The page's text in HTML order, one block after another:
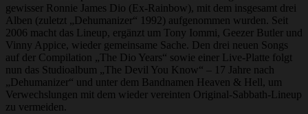
gewisser Ronnie James Dio (Ex-Rainbow), mit dem insgesamt drei
Alben (zuletzt „Dehumanizer“ 1992) aufgenommen wurden. Seit
2006 macht das Lineup, ergänzt um Tony Iommi, Geezer Butler und
Vinny Appice, wieder gemeinsame Sache. Den drei neuen Songs
auf der Compilation „The Dio Years“ sowie einer Live-Platte folgt
nun das Studioalbum „The Devil You Know“ – 17 Jahre nach
„Dehumanizer“ und unter dem Bandnamen Heaven & Hell, um
Verwechslungen mit dem wieder vereinten Original-Sabbath-Lineup
zu vermeiden.